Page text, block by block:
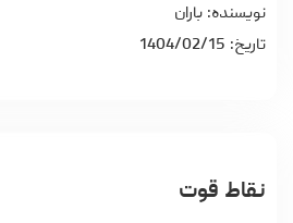
نویسنده: باران
تاریخ: 1404/02/15
نقاط قوت